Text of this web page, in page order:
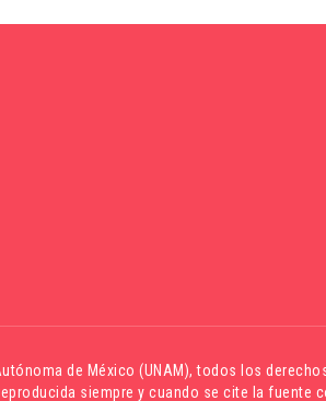
de México (UNAM), todos los
siempre y cuando se cite la fuente